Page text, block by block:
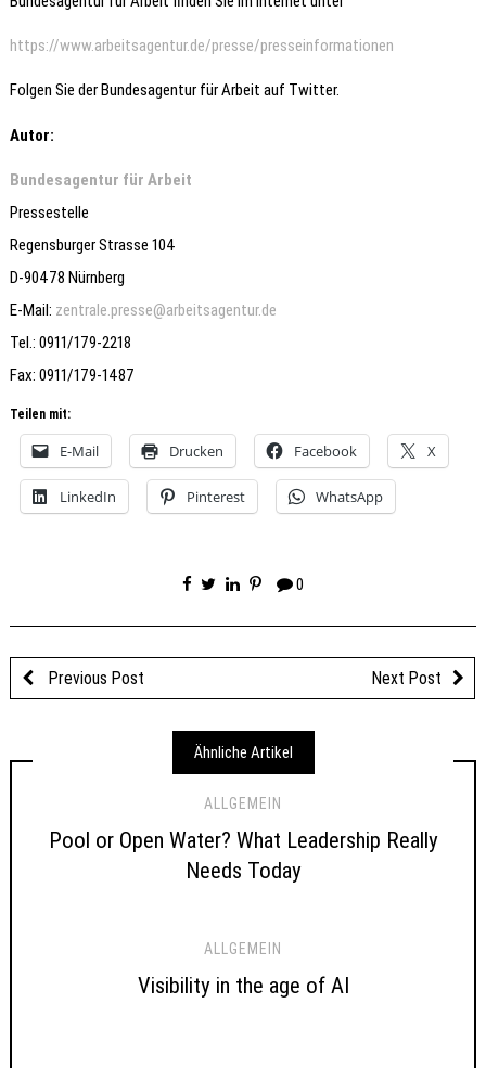
https://www.arbeitsagentur.de/presse/presseinformationen
Folgen Sie der Bundesagentur für Arbeit auf Twitter.
Autor:
Bundesagentur für Arbeit
Pressestelle
Regensburger Strasse 104
D-90478 Nürnberg
E-Mail: zentrale.presse@arbeitsagentur.de
Tel.: 0911/179-2218
Fax: 0911/179-1487
Teilen mit:
E-Mail Drucken Facebook X
LinkedIn Pinterest WhatsApp
0
Previous Post Next Post
Ähnliche Artikel
ALLGEMEIN
Pool or Open Water? What Leadership Really
Needs Today
ALLGEMEIN
Visibility in the age of AI